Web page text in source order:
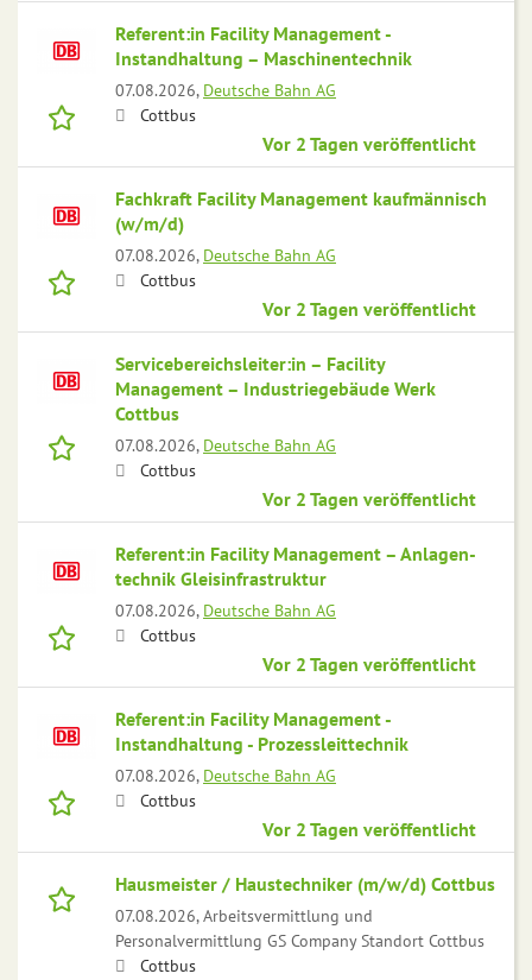
Referent:in Facility Management -
Instandhaltung – Maschinentechnik
07.08.2026, Deutsche Bahn AG
Cottbus
Vor 2 Tagen veröffentlicht
Fachkraft Facility Management kaufmännisch
(w/m/d)
07.08.2026, Deutsche Bahn AG
Cottbus
Vor 2 Tagen veröffentlicht
Servicebereichsleiter:in – Facility
Management – Industriegebäude Werk
Cottbus
07.08.2026, Deutsche Bahn AG
Cottbus
Vor 2 Tagen veröffentlicht
Referent:in Facility Management – Anlagen­
technik Gleisinfrastruktur
07.08.2026, Deutsche Bahn AG
Cottbus
Vor 2 Tagen veröffentlicht
Referent:in Facility Management -
Instandhaltung - Prozessleittechnik
07.08.2026, Deutsche Bahn AG
Cottbus
Vor 2 Tagen veröffentlicht
Hausmeister / Haustechniker (m/w/d) Cottbus
07.08.2026,Arbeitsvermittlung und
Personalvermittlung GS Company Standort Cottbus
Cottbus